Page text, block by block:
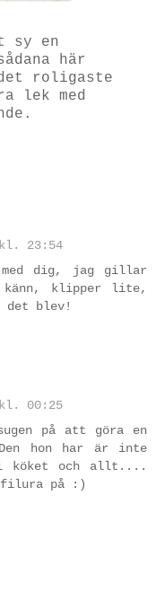
sy en
här
roligaste
lek med
23:54
dig, jag gillar
klipper lite,
det blev!
00:25
på att göra en
hon har är inte
köket och allt....
filura på :)